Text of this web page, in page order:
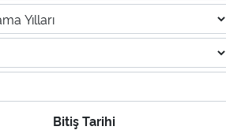
Bitiş Tarihi